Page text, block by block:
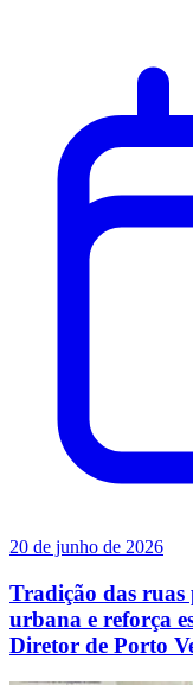
20 de junho de 2026
Tradição das ruas
urbana e reforça
Diretor de Porto